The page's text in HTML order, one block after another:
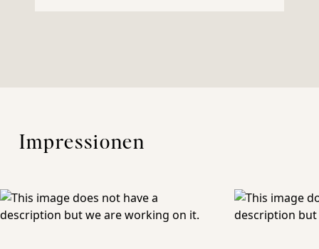
Impressionen